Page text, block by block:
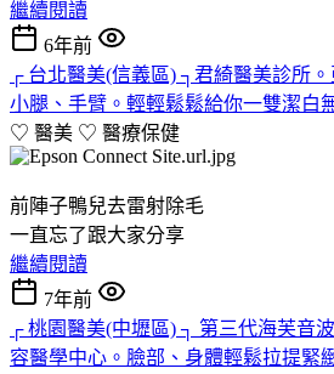
繼續閱讀
6年前
┌ 台北醫美(信義區) ┐君綺醫美診所
小腿、手臂。輕輕鬆鬆給你一雙潔白
♡ 醫美 ♡ 醫療保健
前陣子鴨兒去雷射除毛
一直忘了跟大家分享
繼續閱讀
7年前
┌ 桃園醫美(中壢區) ┐ 第三代海芙音
容醫學中心。臉部、身體輕鬆拉提緊